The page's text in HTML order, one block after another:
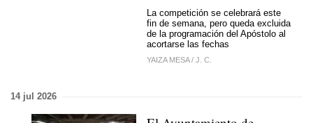
La competición se celebrará este
fin de semana, pero queda excluida
de la programación del Apóstolo al
acortarse las fechas
YAIZA MESA/ J. C.
14 jul 2026